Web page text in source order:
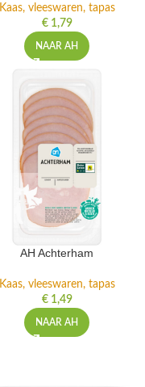
Kaas, vleeswaren, tapas
€1,79
NAAR AH
AH Achterham
Kaas, vleeswaren, tapas
€1,49
NAAR AH